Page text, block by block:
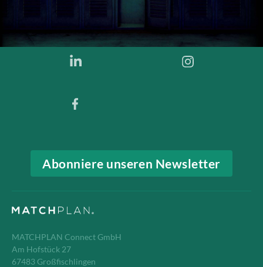
Abonniere unseren Newsletter
MATCHPLAN Connect GmbH
Am Hofstück 27
67483 Großfischlingen